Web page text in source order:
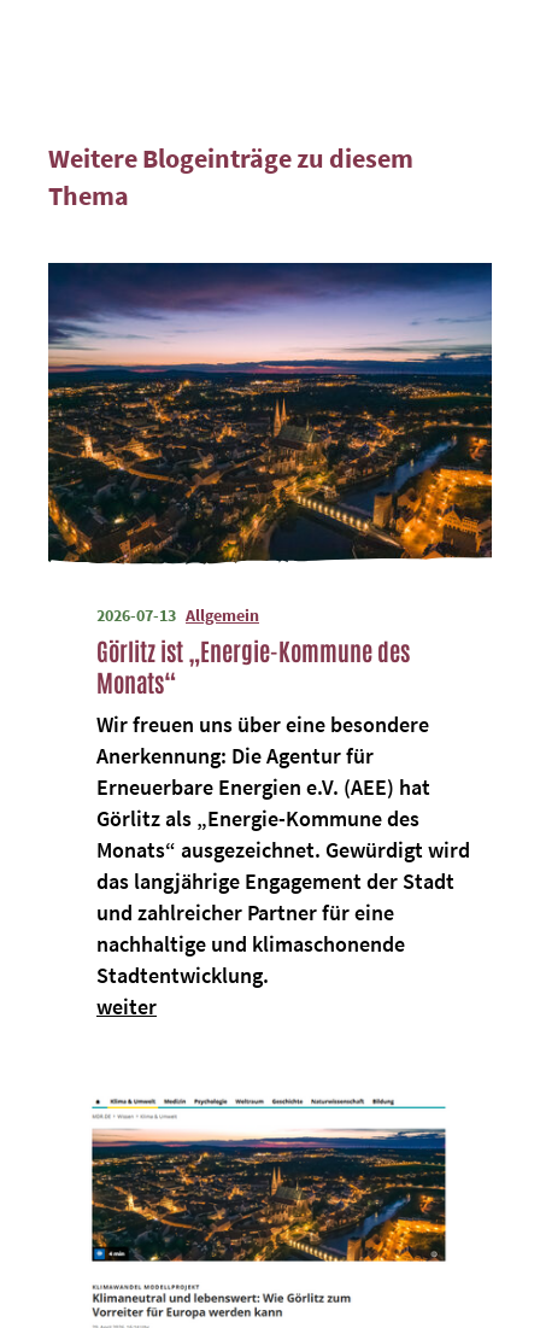
Weitere Blogeinträge zu diesem
Thema
2026-07-13 Allgemein
Görlitz ist „Energie-Kommune des
Monats“
Wir freuen uns über eine besondere
Anerkennung: Die Agentur für
Erneuerbare Energien e.V. (AEE) hat
Görlitz als „Energie-Kommune des
Monats“ ausgezeichnet. Gewürdigt wird
das langjährige Engagement der Stadt
und zahlreicher Partner für eine
nachhaltige und klimaschonende
Stadtentwicklung.
weiter